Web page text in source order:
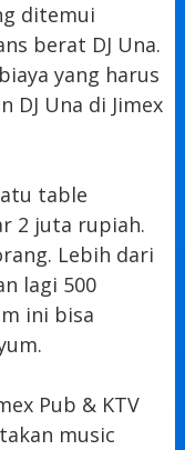
ditemui
berat DJ Una.
yang harus
DJ Una di Jimex
table
2 juta rupiah.
Lebih dari
lagi 500
ini bisa
Pub & KTV
music